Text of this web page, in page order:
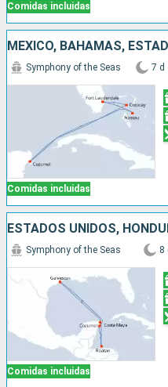
Comidas incluidas
MÉXICO, BAHAMAS,
Comidas incluidas
Symphony of the Seas 7 d
ESTADOS UNIDOS,
Comidas incluidas
Symphony of the Seas 8